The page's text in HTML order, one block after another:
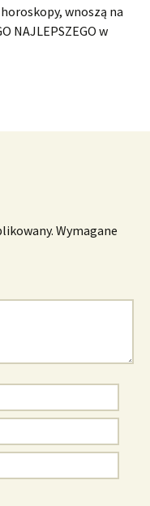
wnoszą na
NAJLEPSZEGO w
Wymagane